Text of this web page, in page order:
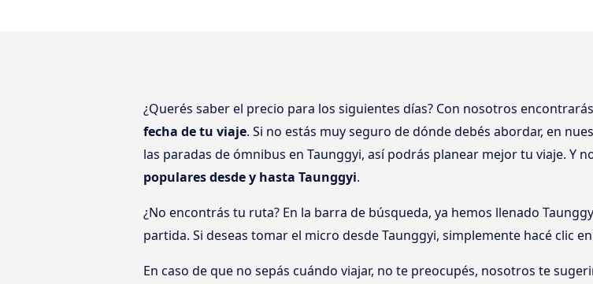
¿Querés saber el precio para los siguientes días? Con nosotros encontrarás
fecha de tu viaje. Si no estás muy seguro de dónde debés abordar, en
las paradas de ómnibus en Taunggyi, así podrás planear mejor tu viaje. Y
populares desde y hasta Taunggyi.
¿No encontrás tu ruta? En la barra de búsqueda, ya hemos llenado
partida. Si deseas tomar el micro desde Taunggyi, simplemente hacé clic
En caso de que no sepás cuándo viajar, no te preocupés, nosotros te